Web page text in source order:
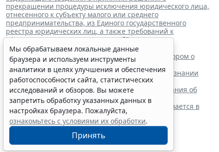
прекращении процедуры исключения юридического лица,
отнесенного к субъекту малого или среднего
предпринимательства, из Единого государственного
реестра юридических лиц, а также требований к
оформлению указанных заявлений"
Читайте также:
ВС РФ поддержал заявителя в споре с регистратором о
внесении записи в ЕГРЮЛ
Суд обязал заключить трудовой договор при признании
отказа в приеме незаконным
Резидентам РФ указали на нюансы информирования об
открытии счетов за границей
Обеспечительный платеж в рамках СПОТ учитывается в
расходах по УСН
Мы обрабатываем локальные данные
браузера и используем инструменты
аналитики в целях улучшения и обеспечения
работоспособности сайта, статистических
исследований и обзоров. Вы можете
запретить обработку указанных данных в
настройках браузера. Пожалуйста,
ознакомьтесь с условиями их обработки.
Принять